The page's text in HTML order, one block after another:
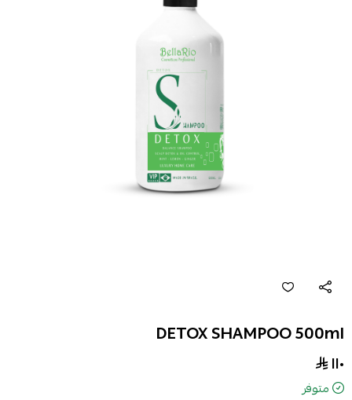
DETOX SHAMPOO 500ml
١١٠
متوفر